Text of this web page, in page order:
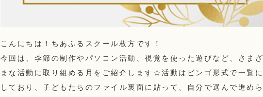
こんにちは！ちあふるスクール枚方です！
今回は、季節の制作やパソコン活動、視覚を使った遊びなど、さまざ
まな活動に取り組める月をご紹介します☆活動はビンゴ形式で一覧に
しており、子どもたちのファイル裏面に貼って、自分で選んで進めら